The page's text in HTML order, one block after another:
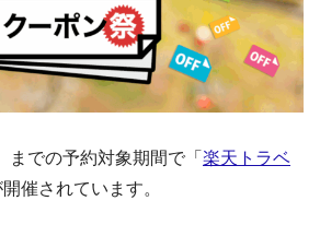
までの予約対象期間で「 楽天トラベ
開催されています。